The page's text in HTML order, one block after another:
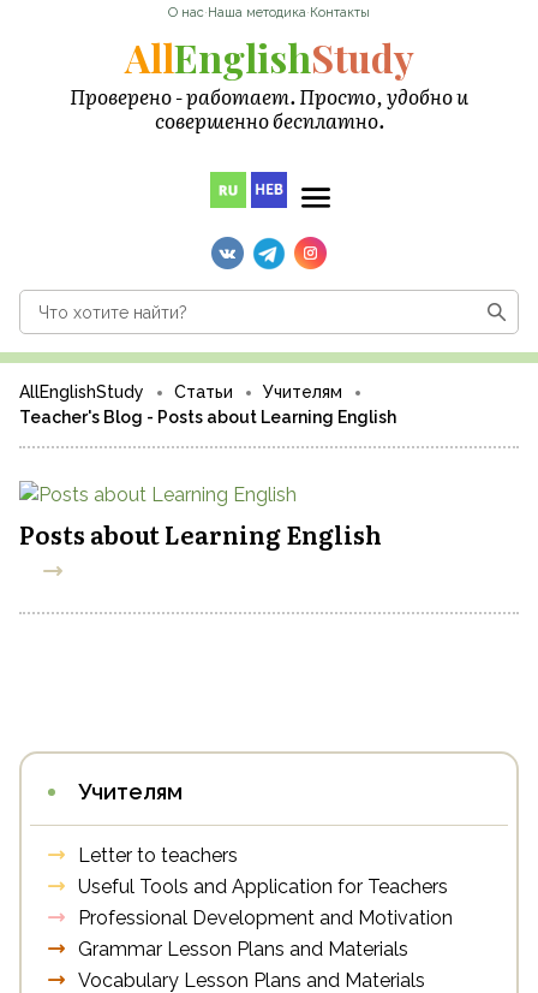
О нас·Наша методика·Контакты
AllEnglishStudy
Проверено - работает. Просто, удобно и
совершенно бесплатно.
AllEnglishStudy Статьи
Учителям
Teacher's Blog - Posts about Learning English
Posts about Learning English
Учителям
Letter to teachers
Useful Tools and Application for Teachers
Professional Development and Motivation
Grammar Lesson Plans and Materials
Vocabulary Lesson Plans and Materials